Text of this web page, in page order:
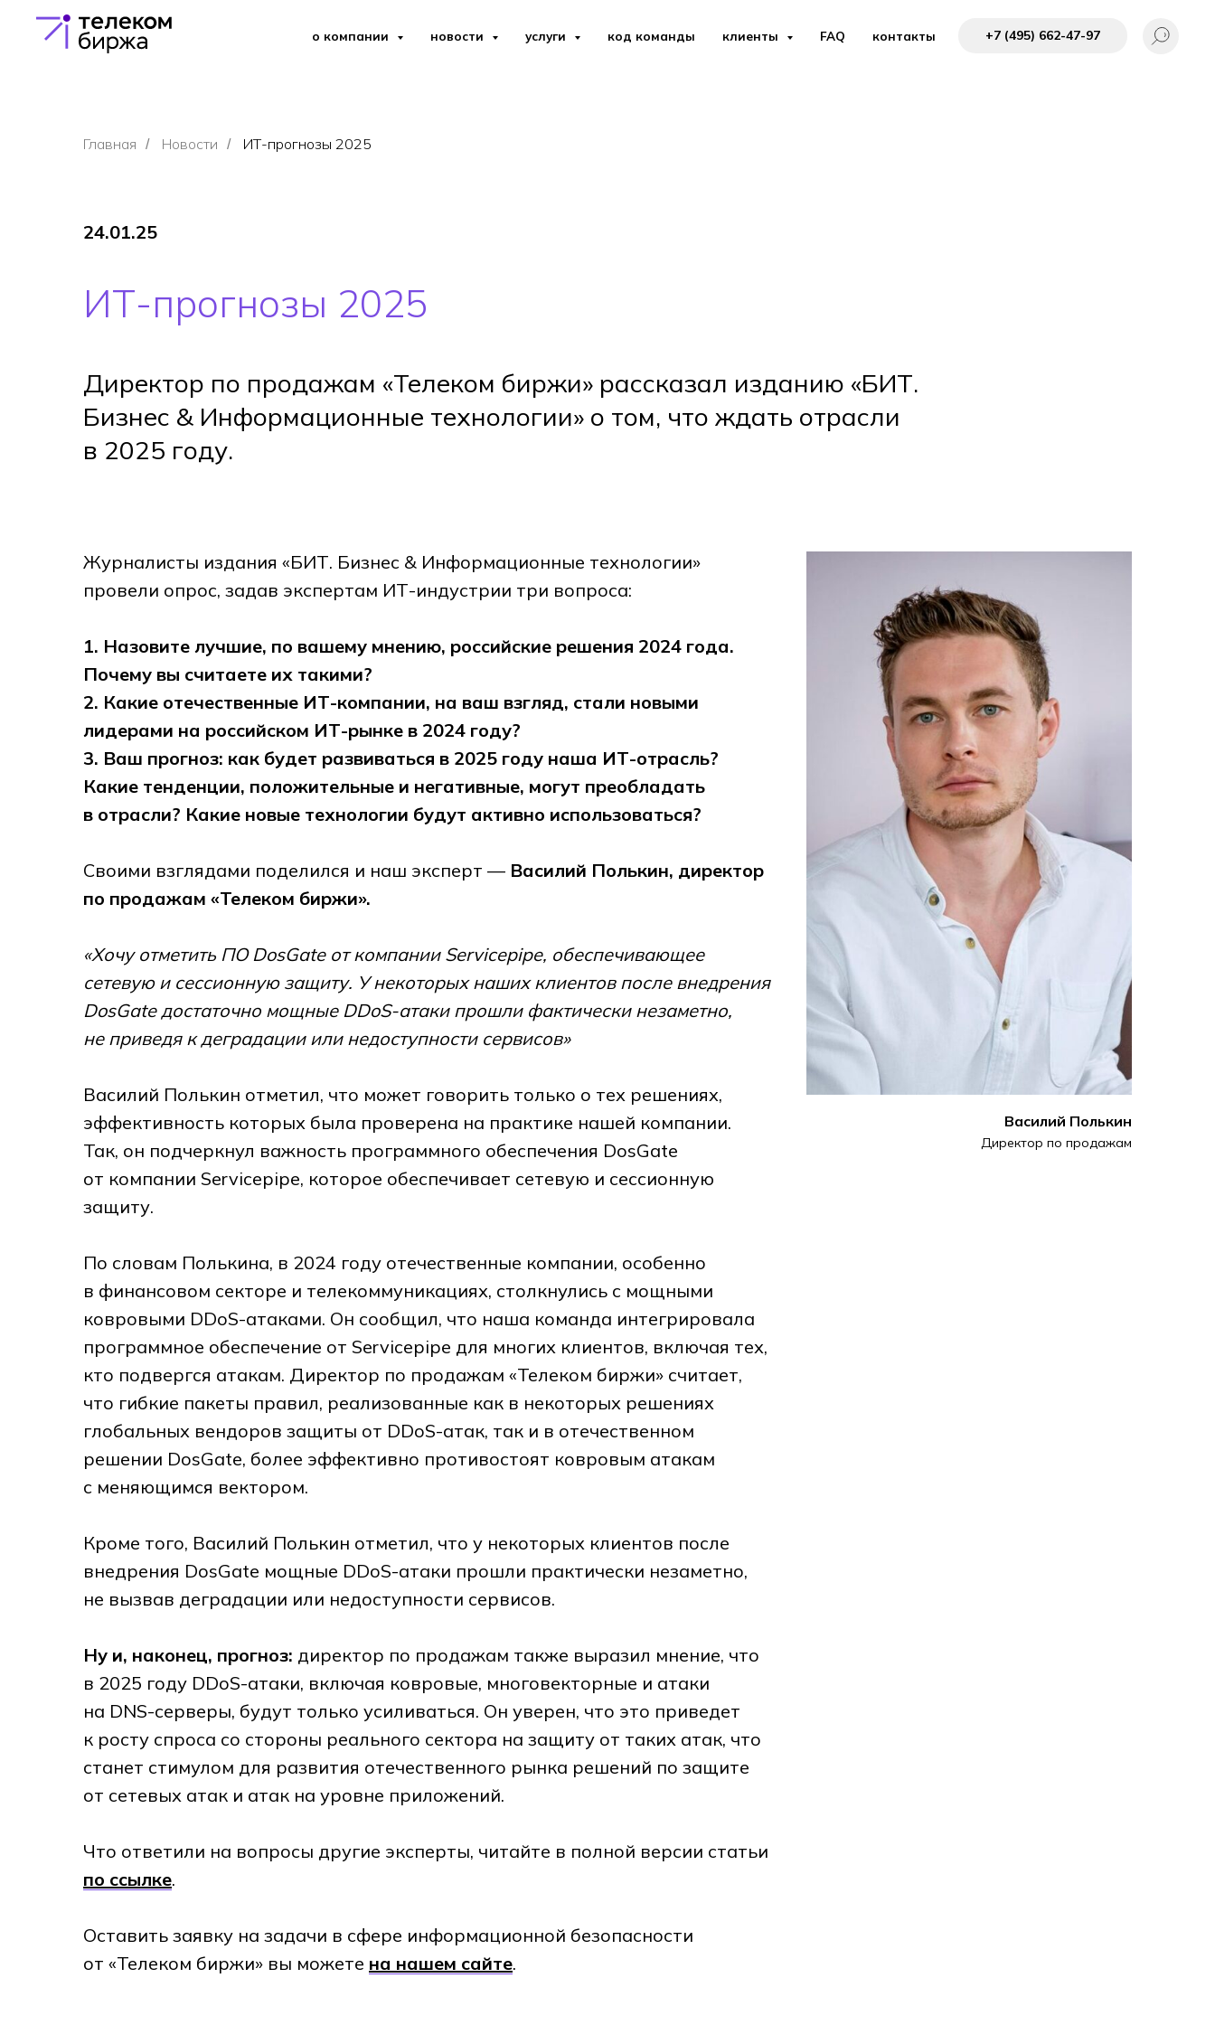
о компании новости услуги код команды клиенты FAQ контакты +7 (495) 662-4 7-97
Главная / Новости / ИТ-прогнозы 2025
24.01.25
ИТ-прогнозы 2025
Директор по продажам «Телеком биржи» рассказал изданию «БИТ.
Бизнес & Информационные технологии» о том, что ждать отрасли
в 2025 году.
Журналисты издания «БИТ. Бизнес & Информационные технологии»
провели опрос, задав экспертам ИТ-индустрии три вопроса:
1. Назовите лучшие, по вашему мнению, российские решения 2024 года.
Почему вы считаете их такими?
2. Какие отечественные ИТ-компании, на ваш взгляд, стали новыми
лидерами на российском ИТ-рынке в 2024 году?
3. Ваш прогноз: как будет развиваться в 2025 году наша ИТ-отрасль?
Какие тенденции, положительные и негативные, могут преобладать
в отрасли? Какие новые технологии будут активно использоваться?
Своими взглядами поделился и наш эксперт — Василий Полькин, директор
по продажам «Телеком биржи».
«Хочу отметить ПО DosGate от компании Servicepipe, обеспечивающее
сетевую и сессионную защиту. У некоторых наших клиентов после внедрения
DosGate достаточно мощные DDoS-атаки прошли фактически незаметно,
не приведя к деградации или недоступности сервисов»
Василий Полькин отметил, что может говорить только о тех решениях,
эффективность которых была проверена на практике нашей компании.
Так, он подчеркнул важность программного обеспечения DosGate
от компании Servicepipe, которое обеспечивает сетевую и сессионную
защиту.
По словам Полькина, в 2024 году отечественные компании, особенно
в финансовом секторе и телекоммуникациях, столкнулись с мощными
ковровыми DDoS-атаками. Он сообщил, что наша команда интегрировала
программное обеспечение от Servicepipe для многих клиентов, включая тех,
кто подвергся атакам. Директор по продажам «Телеком биржи» считает,
что гибкие пакеты правил, реализованные как в некоторых решениях
глобальных вендоров защиты от DDoS-атак, так и в отечественном
решении DosGate, более эффективно противостоят ковровым атакам
с меняющимся вектором.
Кроме того, Василий Полькин отметил, что у некоторых клиентов после
внедрения DosGate мощные DDoS-атаки прошли практически незаметно,
не вызвав деградации или недоступности сервисов.
Ну и, наконец, прогноз: директор по продажам также выразил мнение, что
в 2025 году DDoS-атаки, включая ковровые, многовекторные и атаки
на DNS-серверы, будут только усиливаться. Он уверен, что это приведет
к росту спроса со стороны реального сектора на защиту от таких атак, что
станет стимулом для развития отечественного рынка решений по защите
от сетевых атак и атак на уровне приложений.
Что ответили на вопросы другие эксперты, читайте в полной версии статьи
по ссылке.
Оставить заявку на задачи в сфере информационной безопасности
от «Телеком биржи» вы можете на нашем сайте.
Василий Полькин
Директор по продажам